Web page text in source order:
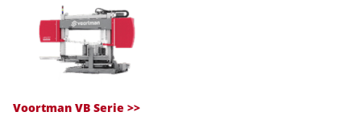
Voortman VB Serie >>